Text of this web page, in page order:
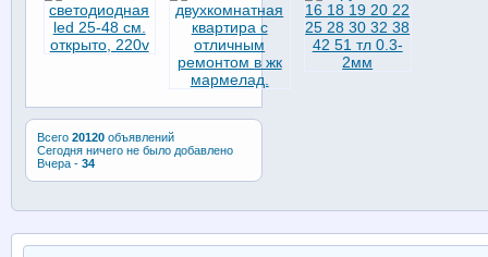
Всего 20120объявлений
Сегодня ничего не было добавлено
Вчера - 34